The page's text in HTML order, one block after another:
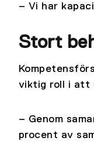
– Vi har
Stort
viktig roll i att
– Genom
procent av